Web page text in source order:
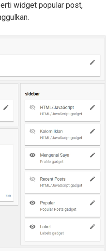
widget popular post,